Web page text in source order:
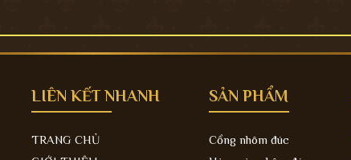
LIÊN KẾT NHANH
TRANG CHỦ
SẢN PHẨM
Cổng nhôm đúc